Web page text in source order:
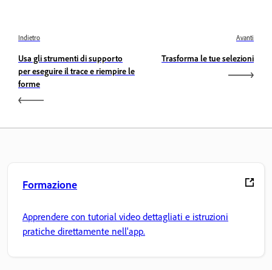
Indietro
Usa gli strumenti di supporto
per eseguire il trace e riempire le
forme
Avanti
Trasforma le tue selezioni
Formazione
Apprendere con tutorial video dettagliati e istruzioni
pratiche direttamente nell'app.